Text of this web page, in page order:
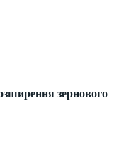
зернового